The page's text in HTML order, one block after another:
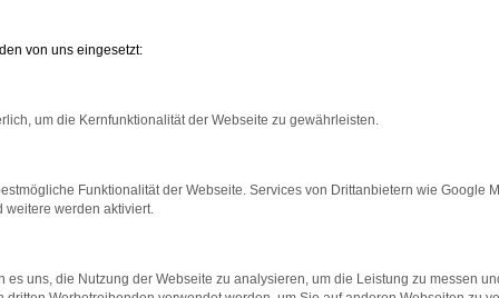
bestimmter Seiten verhindern. Funktioniert die Seite in
dem neuesten Stand sind.
kann auch dazu führen, dass bestimmte Funktionen nicht
von uns eingesetzt:
um die Kernfunktionalität der Webseite zu gewährleisten.
Funktionalität der Webseite. Services von Drittanbietern wie Google
weitere werden aktiviert.
es uns, die Nutzung der Webseite zu analysieren, um die Leistung zu messen